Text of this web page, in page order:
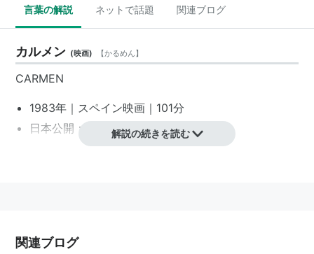
言葉の解説 ネットで話題 関連ブログ
カルメン (映画) 【かるめん】
CARMEN
1983年｜ スペイン映画 ｜101分
日本公開：1983年12月23日
カルロス・サウラ
解説の続きを読む
関連ブログ